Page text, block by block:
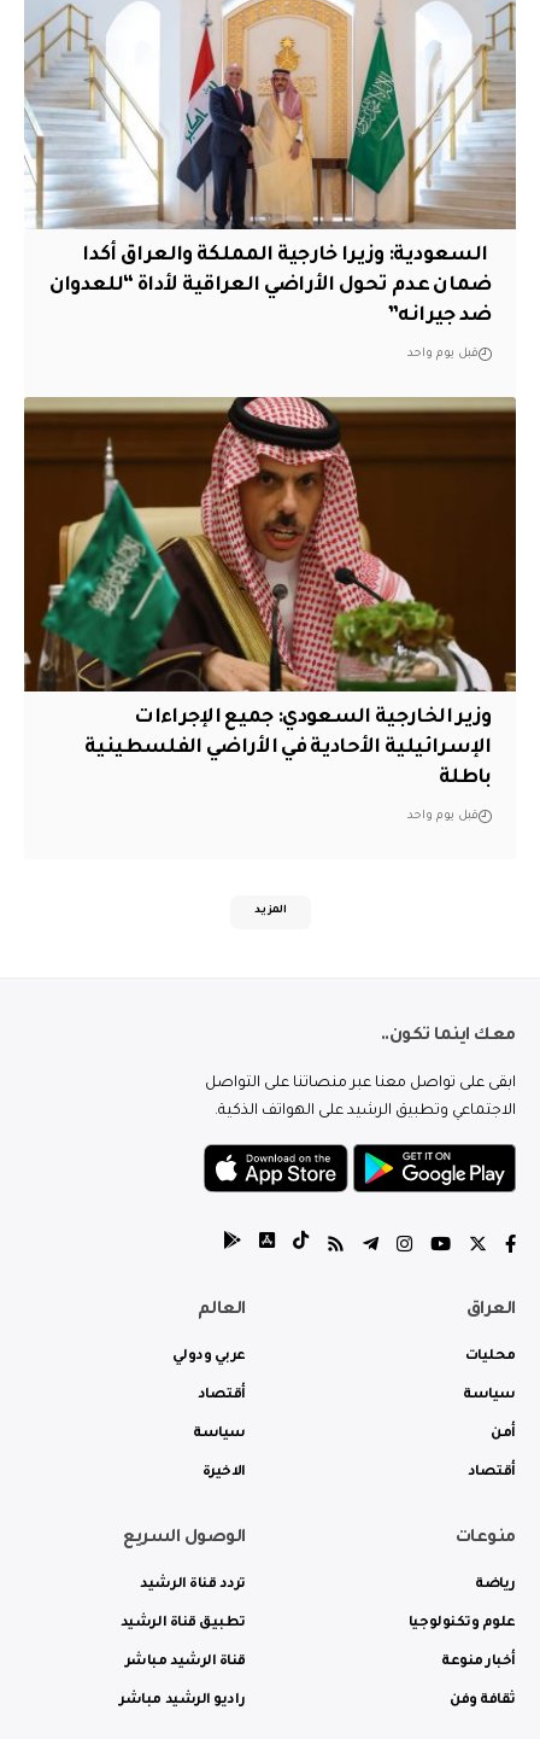
‏ السعودية: وزيرا خارجية المملكة والعراق أكدا
ضمان عدم تحول الأراضي العراقية لأداة “للعدوان
ضد جيرانه”
قبل يوم واحد
وزير الخارجية السعودي: جميع الإجراءات
الإسرائيلية الأحادية في الأراضي الفلسطينية
باطلة
قبل يوم واحد
المزيد
معك اينما تكون..
ابقى على تواصل معنا عبر منصاتنا على التواصل
الاجتماعي وتطبيق الرشيد على الهواتف الذكية.
العراق
محليات
سياسة
أمن
أقتصاد
العالم
عربي ودولي
أقتصاد
سياسة
الاخيرة
منوعات
رياضة
علوم وتكنولوجيا
أخبار منوعة
ثقافة وفن
الوصول السريع
تردد قناة الرشيد
تطبيق قناة الرشيد
قناة الرشيد مباشر
راديو الرشيد مباشر